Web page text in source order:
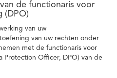
de functionaris voor
(DPO)
van uw
van uw rechten onder
met de functionaris voor
Protection Officer, DPO) van de